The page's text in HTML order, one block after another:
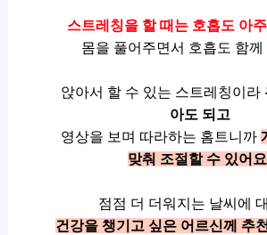
스트레칭을 할 때는 호흡도 아
몸을 풀어주면서 호흡도 함께
앉아서 할 수 있는 스트레칭이라
아도 되고
영상을 보며 따라하는 홈트니까
맞춰 조절할 수 있어
점점 더 더워지는 날씨에
건강을 챙기고 싶은 어르신께 추